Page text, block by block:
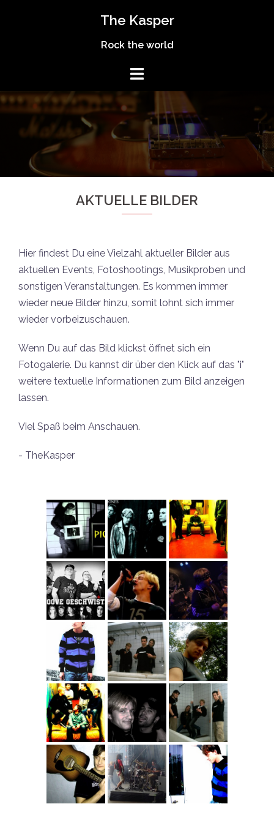
The Kasper
Rock the world
AKTUELLE BILDER
Hier findest Du eine Vielzahl aktueller Bilder aus
aktuellen Events, Fotoshootings, Musikproben und
sonstigen Veranstaltungen. Es kommen immer
wieder neue Bilder hinzu, somit lohnt sich immer
wieder vorbeizuschauen.
Wenn Du auf das Bild klickst öffnet sich ein
Fotogalerie. Du kannst dir über den Klick auf das "i"
weitere textuelle Informationen zum Bild anzeigen
lassen.
Viel Spaß beim Anschauen.
- TheKasper